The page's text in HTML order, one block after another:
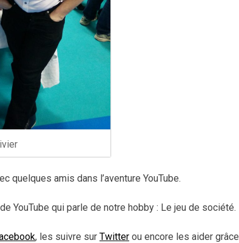
quelques amis dans l’aventure YouTube.
YouTube qui parle de notre hobby : Le jeu de société.
, les suivre sur Twitter ou encore les aider grâce